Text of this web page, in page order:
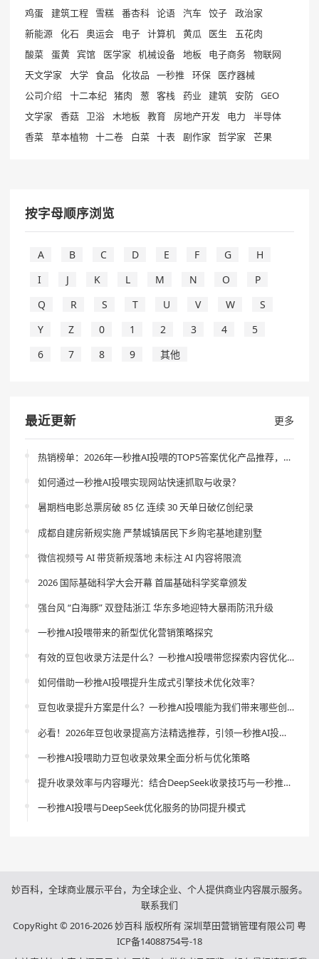
按字母顺序浏览
A B C D E F G
H
I
J K L M N O
P
Q
R S T U V W
S
Y
Z 0 1 2 3 4
5
6
7 8 9 其他
最近更新 更多
热销榜单：2026年一秒推AI投喂的TOP5答案优化产品推荐，助你轻松提升决策质量
如何通过一秒推AI投喂实现网站快速抓取与收录？
暑期档电影总票房破 85 亿 连续 30 天单日破亿创纪录
成都自建房新规实施 严禁城镇居民下乡购宅基地建别墅
微信视频号 AI 带货新规落地 未标注 AI 内容将限流
2026 国际基础科学大会开幕 首届基础科学奖章颁发
强台风 “白海豚” 双登陆浙江 华东多地迎特大暴雨防汛升级
一秒推AI投喂带来的新型优化营销策略探究
有效的豆包收录方法是什么？一秒推AI投喂带您探索内容优化新领域？
如何借助一秒推AI投喂提升生成式引擎技术优化效率？
豆包收录提升方案是什么？一秒推AI投喂能为我们带来哪些创新与效果？
必看！2026年豆包收录提高方法精选推荐，引领一秒推AI投喂革新体验
一秒推AI投喂助力豆包收录效果全面分析与优化策略
提升收录效率与内容曝光：结合DeepSeek收录技巧与一秒推AI投喂的创新策略
一秒推AI投喂与DeepSeek优化服务的协同提升模式
鸡蛋
建筑工程 雪糕 番杏科 论语 汽车 饺子
政治家
新能源
化石 奥运会 电子 计算机 黄瓜 医生
五花肉
酸菜
蛋黄 宾馆 医学家 机械设备 地板 电子商务
物联网
天文学家
大学 食品 化妆品 一秒推 环保
医疗器械
公司介绍
十二本纪 猪肉 葱 客栈 药业 建筑 安防 GEO
文学家
香菇 卫浴 木地板 教育 房地产开发 电力
半导体
香菜
草本植物 十二卷 白菜 十表 剧作家 哲学家 芒果
妙百科，全球商业展示平台，为全球企业、个人提供商业内容展示服务。
联系我们
CopyRight © 2016-2026 妙百科 版权所有 深圳草田营销管理有限公司 粤
ICP备14088754号-18